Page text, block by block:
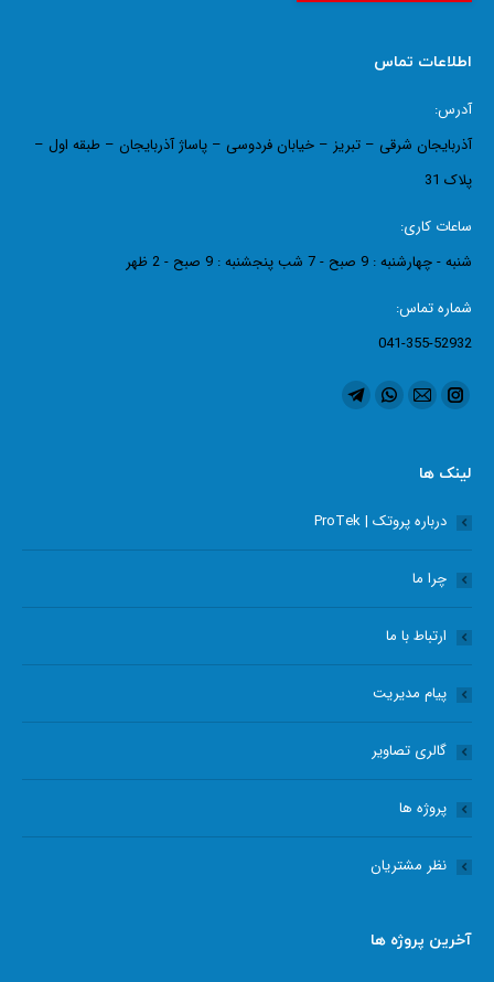
اطلاعات تماس
آدرس:
آذربایجان شرقی – تبریز – خیابان فردوسی – پاساژ آذربایجان – طبقه اول –
پلاک 31
ساعات کاری:
شنبه - چهارشنبه : 9 صبح - 7 شب پنجشنبه : 9 صبح - 2 ظهر
شماره تماس:
041-355-52932
ما را دنبال کنید در:
اینستاگرام
opens
new
window
ایمیل
opens
new
window
واتساپ
new
window
تلگرام
new
window
لینک ها
درباره پروتک | ProTek
چرا ما
ارتباط با ما
پیام مدیریت
گالری تصاویر
پروژه ها
نظر مشتریان
آخرین پروژه ها